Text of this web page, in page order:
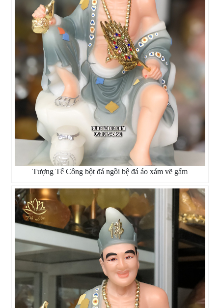
Tượng Tế Công bột đá ngồi bệ đá áo xám vẽ gấm